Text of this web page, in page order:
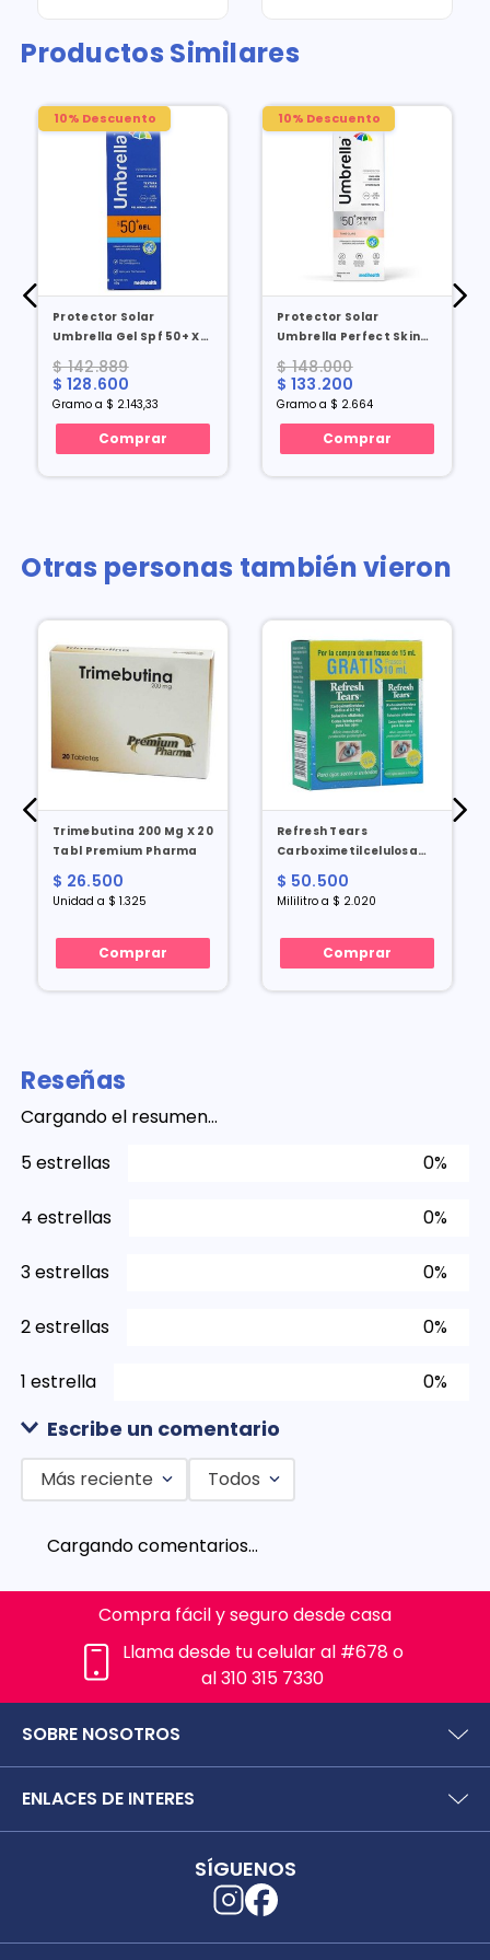
Productos Similares
10% Descuento
Protector Solar
Umbrella Gel Spf 50+ X
$ 142.889
$ 128.600
Gramo a $ 2.143,33
Comprar
10% Descuento
Protector Solar
Umbrella Perfect Skin
Gr
$ 148.000
$ 133.200
Gramo a $ 2.664
Comprar
Otras personas también vieron
Trimebutina 200 Mg X 20
Tabl Premium Pharma
$ 26.500
Unidad a $ 1.325
Comprar
Refresh Tears
Carboximetilcelulosa
0.5% Duo Pack X 15 Ml
Gratis X 10 Ml
$ 50.500
Mililitro a $ 2.020
Comprar
Reseñas
Cargando el resumen…
5 estrellas
0%
4 estrellas 0%
3 estrellas 0%
2 estrellas 0%
1 estrella 0%
Escribe un comentario
Título
Califica el producto de 1 a 5 estrellas
★★
Dirección de email
Escribe un comentario
Más reciente Todos
Cargando comentarios…
Compra fácil y seguro desde casa
Llama desde tu celular al #678 o
al 310 315 7330
SOBRE NOSOTROS
Preguntas frecuentes
Políticas y términos de uso
Términos y condiciones puntos saludables
Separata digital
ENLACES DE INTERES
SÍGUENOS